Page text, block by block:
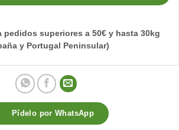
pedidos superiores a 50€ y hasta 30kg
y Portugal Peninsular)
Pídelo por WhatsApp